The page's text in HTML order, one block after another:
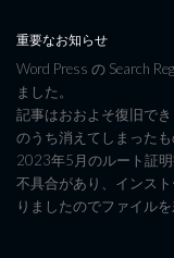
重要なお知らせ
Word Press の Search
ました。
記事はおおよそ復旧でき
のうち消えてしまった
2023年5月のルート証
不具合があり、インス
りましたのでファイル